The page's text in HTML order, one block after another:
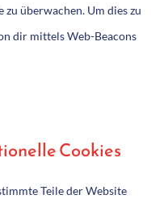
überwachen. Um dies zu
dir mittels Web-Beacons
Cookies
Teile der Website